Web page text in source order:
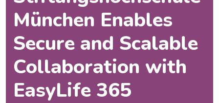
München Enables
Secure and Scalable
Collaboration with
EasyLife 365